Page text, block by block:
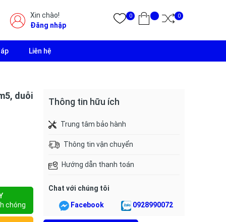
Xin chào!
Đăng nhập
0 0
Liên hệ
duỗi
chóng
Thông tin hữu ích
Trung tâm bảo hành
Thông tin vận chuyển
Hướng dẫn thanh toán
Chat với chúng tôi
Facebook 0928990072